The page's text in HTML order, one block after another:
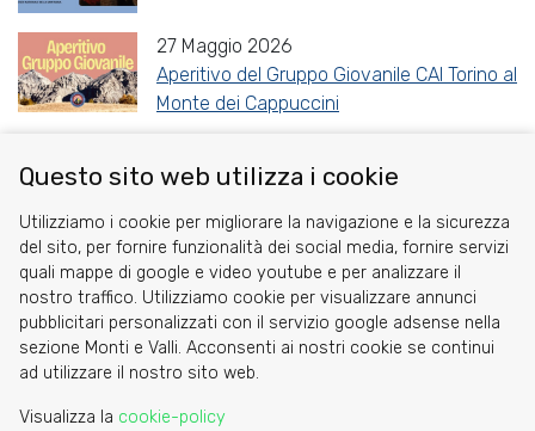
27 Maggio 2026
Aperitivo del Gruppo Giovanile CAI Torino al
Monte dei Cappuccini
ShareFacebook
TwitterRedditWhatsApp
Gmail
Cookie
Privacy Policy
Questo sito web utilizza i cookie
Utilizziamo i cookie per migliorare la navigazione e la sicurezza
del sito, per fornire funzionalità dei social media, fornire servizi
quali mappe di google e video youtube e per analizzare il
nostro traffico. Utilizziamo cookie per visualizzare annunci
pubblicitari personalizzati con il servizio google adsense nella
sezione Monti e Valli. Acconsenti ai nostri cookie se continui
ad utilizzare il nostro sito web.
Visualizza la cookie-policy